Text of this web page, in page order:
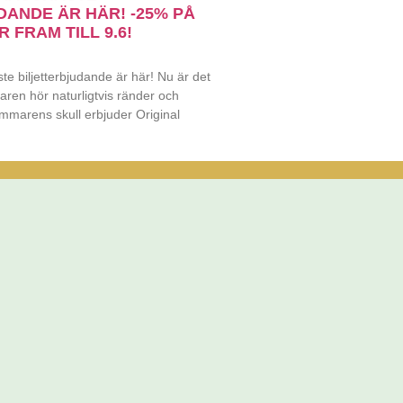
ÄR HÄR! -25% PÅ
FRAM TILL 9.6!
biljetterbjudande är här! Nu är det
hör naturligtvis ränder och
skull erbjuder Original